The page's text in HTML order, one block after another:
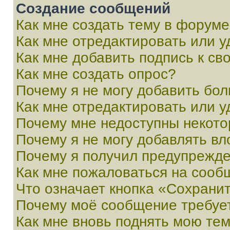
Создание сообщений
Как мне создать тему в
Как мне отредактировать или
Как мне добавить подпись к
Как мне создать опрос?
Почему я не могу добавить
Как мне отредактировать или
Почему мне недоступны
Почему я не могу добавлять
Почему я получил
Как мне пожаловаться на
Что означает кнопка
Почему моё сообщение
Как мне вновь поднять мою